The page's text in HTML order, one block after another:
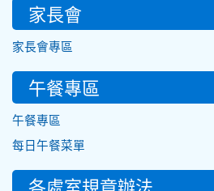
家長會
家長會專區
午餐專區
午餐專區
每日午餐菜單
各處室規章辦法